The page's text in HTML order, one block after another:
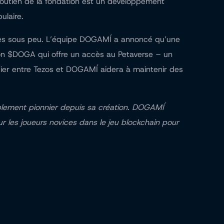
peu. L’équipe DOGAMÍ a annoncé qu’une
$DOGA qui offre un accès au Petaverse – un
entre Tezos et DOGAMÍ aidera à maintenir des
pionnier depuis sa création. DOGAMÍ
les joueurs novices dans le jeu blockchain pour